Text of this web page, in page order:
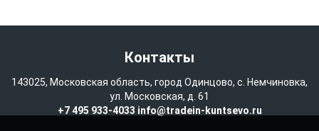
Контакты
143025, Московская область, город Одинцово, с. Немчиновка,
ул. Московская, д. 61
+7 495 933-4033 info@tradein-kuntsevo.ru